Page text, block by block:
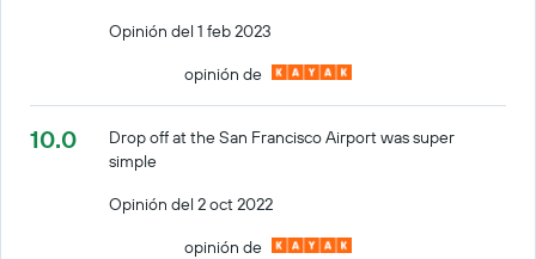
Opinión del 1 feb 2023
opinión de
10.0
Drop off at the San Francisco Airport was super
simple
Opinión del 2 oct 2022
opinión de